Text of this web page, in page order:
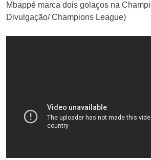
Mbappé marca dois golaços na
Divulgação/ Champions League)